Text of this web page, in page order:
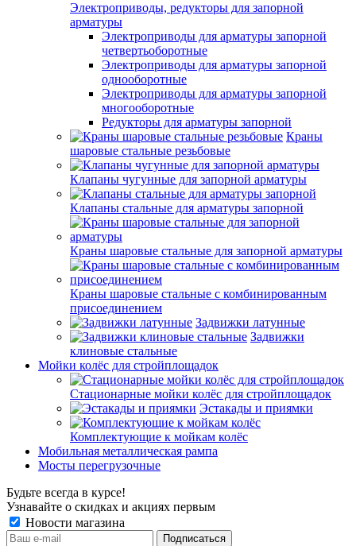
Электроприводы, редукторы для запорной
арматуры
Электроприводы для арматуры запорной
четвертьоборотные
Электроприводы для арматуры запорной
однооборотные
Электроприводы для арматуры запорной
многооборотные
Редукторы для арматуры запорной
Краны
шаровые стальные резьбовые
Клапаны чугунные для запорной арматуры
Клапаны стальные для арматуры запорной
Краны шаровые стальные для запорной арматуры
Краны шаровые стальные с комбинированным
присоединением
Задвижки латунные
Задвижки
клиновые стальные
Мойки колёс для стройплощадок
Стационарные мойки колёс для стройплощадок
Эстакады и приямки
Комплектующие к мойкам колёс
Мобильная металлическая рампа
Мосты перегрузочные
Будьте всегда в курсе!
Узнавайте о скидках и акциях первым
Новости магазина